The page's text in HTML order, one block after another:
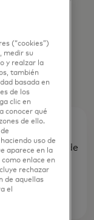
no se
en el
a ti y a
servicios de
para la
(“cookies”)
medir su
y realzar la
también
basada en
de los
clic en
conocer qué
de ello.
uso de
aparece en la
enlace en
rechazar
de aquellas
el